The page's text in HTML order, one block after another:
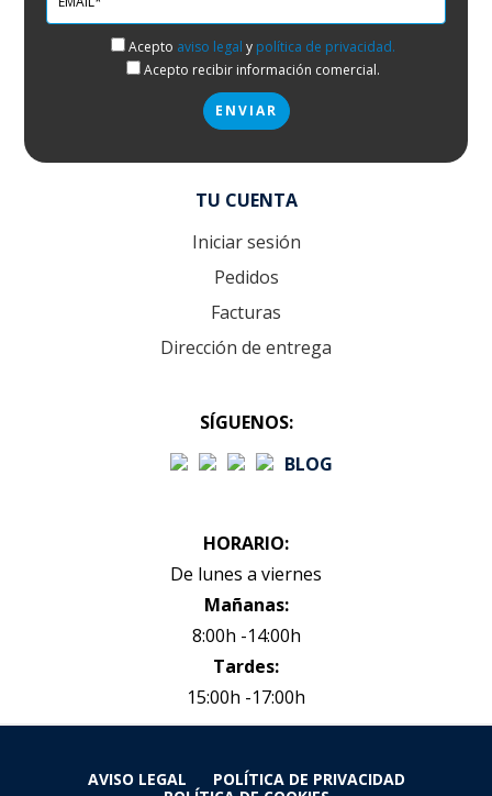
Acepto aviso legal y política de privacidad.
Acepto recibir información comercial.
TU CUENTA
Iniciar sesión
Pedidos
Facturas
Dirección de entrega
SÍGUENOS:
BLOG
HORARIO:
De lunes a viernes
Mañanas:
8:00h -14:00h
Tardes:
15:00h -17:00h
AVISO LEGAL
POLÍTICA DE PRIVACIDAD